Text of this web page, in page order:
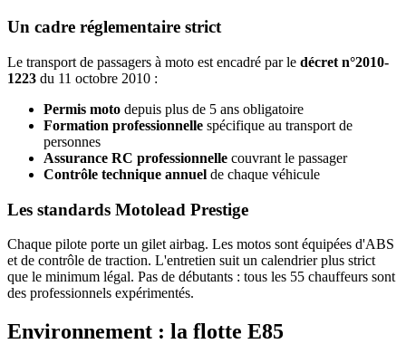
Un cadre réglementaire strict
Le transport de passagers à moto est encadré par le décret n°2010-
1223 du 11 octobre 2010 :
Permis moto depuis plus de 5 ans obligatoire
Formation professionnelle spécifique au transport de
personnes
Assurance RC professionnelle couvrant le passager
Contrôle technique annuel de chaque véhicule
Les standards Motolead Prestige
Chaque pilote porte un gilet airbag. Les motos sont équipées d'ABS
et de contrôle de traction. L'entretien suit un calendrier plus strict
que le minimum légal. Pas de débutants : tous les 55 chauffeurs sont
des professionnels expérimentés.
Environnement : la flotte E85